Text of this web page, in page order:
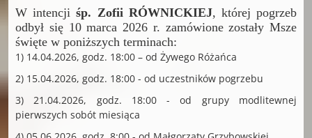
W intencjiśp. Zofii RÓWNICKIEJ, której pogrzeb
odbył się 10 marca 2026 r. zamówione zostały Msze
święte w poniższych terminach:
1) 14.04.2026, godz. 18:00 – od Żywego Różańca
2) 15.04.2026, godz. 18:00 - od uczestników pogrzebu
3) 21.04.2026, godz. 18:00 - od grupy modlitewnej
pierwszych sobót miesiąca